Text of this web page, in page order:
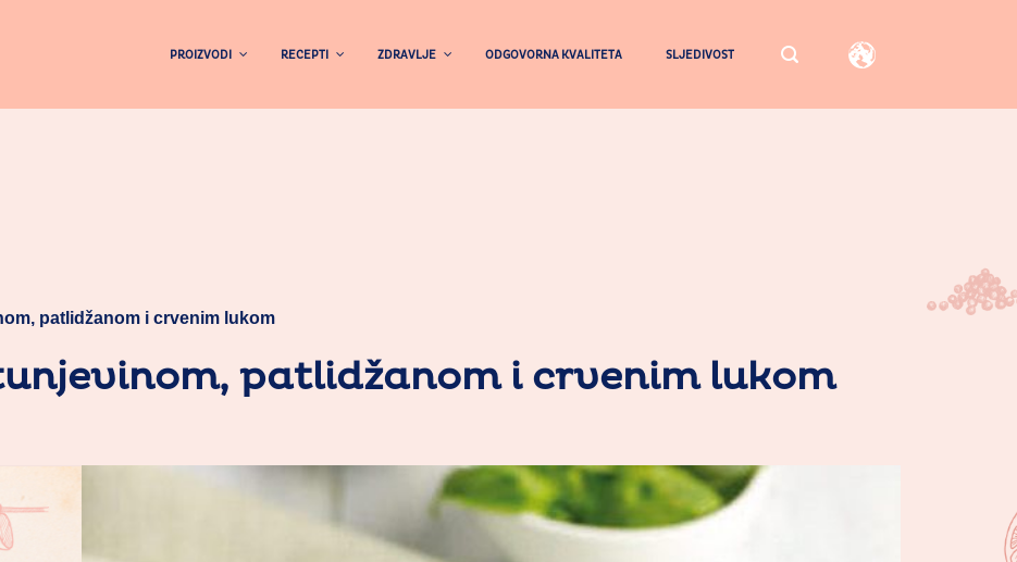
PROIZVODI RECEPTI ZDRAVLJE ODGOVORNA KVALITETA SLJEDIVOST
patlidžanom i crvenim lukom
patlidžanom i crvenim lukom